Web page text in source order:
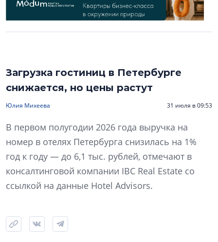
Загрузка гостиниц в Петербурге
снижается, но цены растут
Юлия Михеева 31 июля в 09:53
В первом полугодии 2026 года выручка на
номер в отелях Петербурга снизилась на 1%
год к году — до 6,1 тыс. рублей, отмечают в
консалтинговой компании IBC Real Estate со
ссылкой на данные Hotel Advisors.